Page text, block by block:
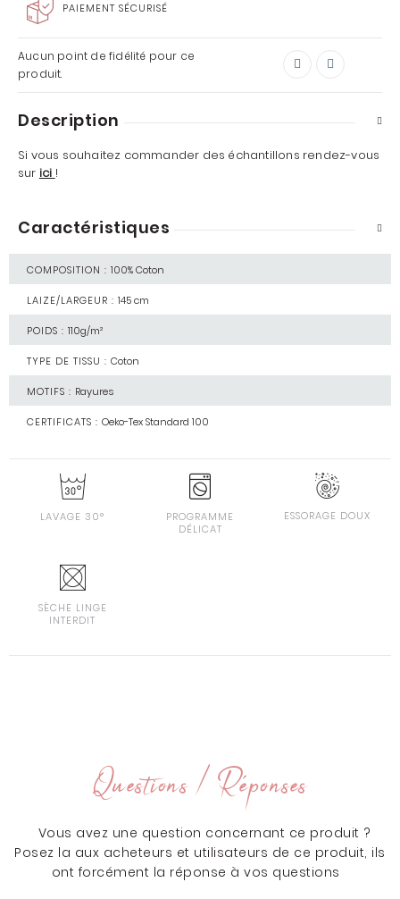
PAIEMENT SÉCURISÉ
Aucun point de fidélité pour ce
produit.
Description
Si vous souhaitez commander des échantillons rendez-vous
sur ici !
Caractéristiques
COMPOSITION : 100% Coton
LAIZE/LARGEUR : 145 cm
POIDS : 110g/m²
TYPE DE TISSU : Coton
MOTIFS : Rayures
CERTIFICATS : Oeko-Tex Standard 100
LAVAGE 30°
PROGRAMME
DÉLICAT
ESSORAGE DOUX
SÈCHE LINGE
INTERDIT
Questions / Réponses
Vous avez une question concernant ce produit ?
Posez la aux acheteurs et utilisateurs de ce produit, ils
ont forcément la réponse à vos questions